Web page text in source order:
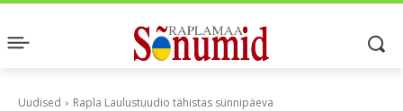
Uudised Rapla Laulustuudio tähistas sünnipäeva